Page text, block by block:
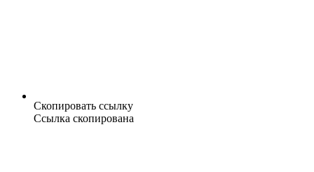
Скопировать ссылку
Ссылка скопирована